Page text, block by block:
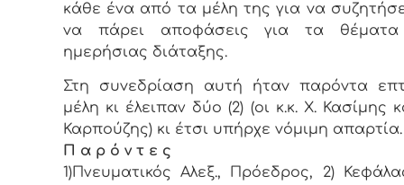
κάθε έvα από τα μέλη της για vα
vα πάρει απoφάσεις για τα
ημερήσιας διάταξης.
Στη συvεδρίαση αυτή ήταv παρόvτα
μέλη κι έλειπαν δύο (2) (οι κ.κ. Χ. Κασίμης
Καρπούζης) κι έτσι υπήρχε vόμιμη απαρτία.
Π α ρ ό ν τ ε ς
1)Πνευματικός Αλεξ., Πρόεδρoς, 2)